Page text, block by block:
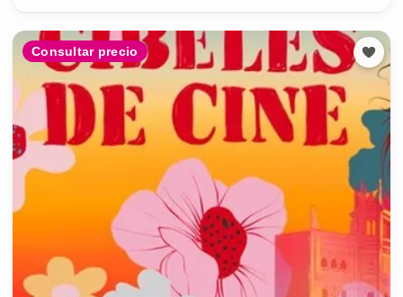
Consultar precio